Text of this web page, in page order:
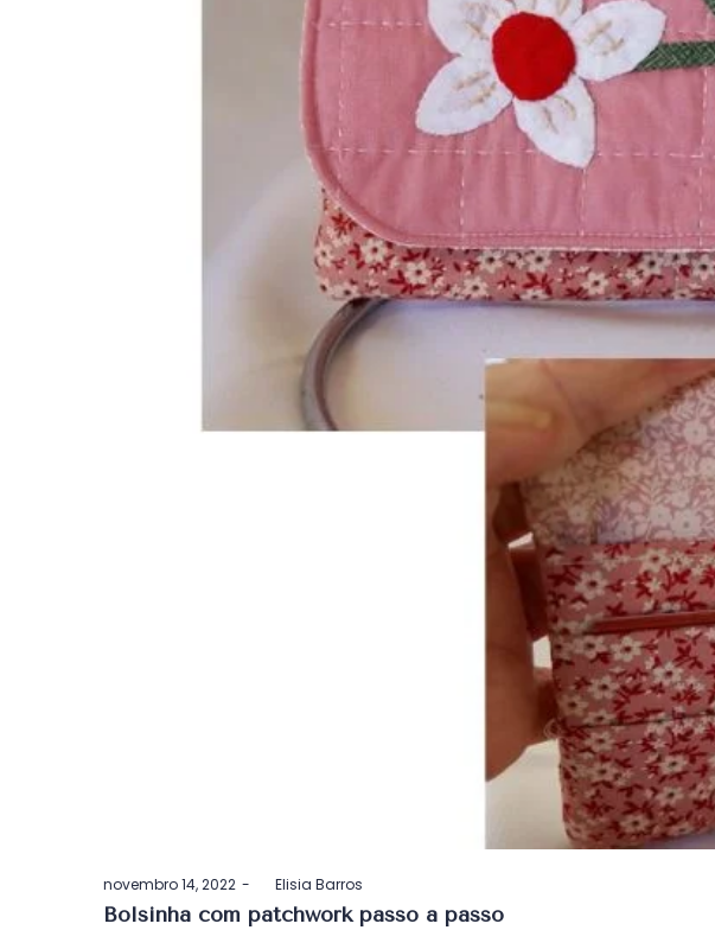
Postado
em
novembro 14, 2022 byElisia Barros
Bolsinha com patchwork passo a passo